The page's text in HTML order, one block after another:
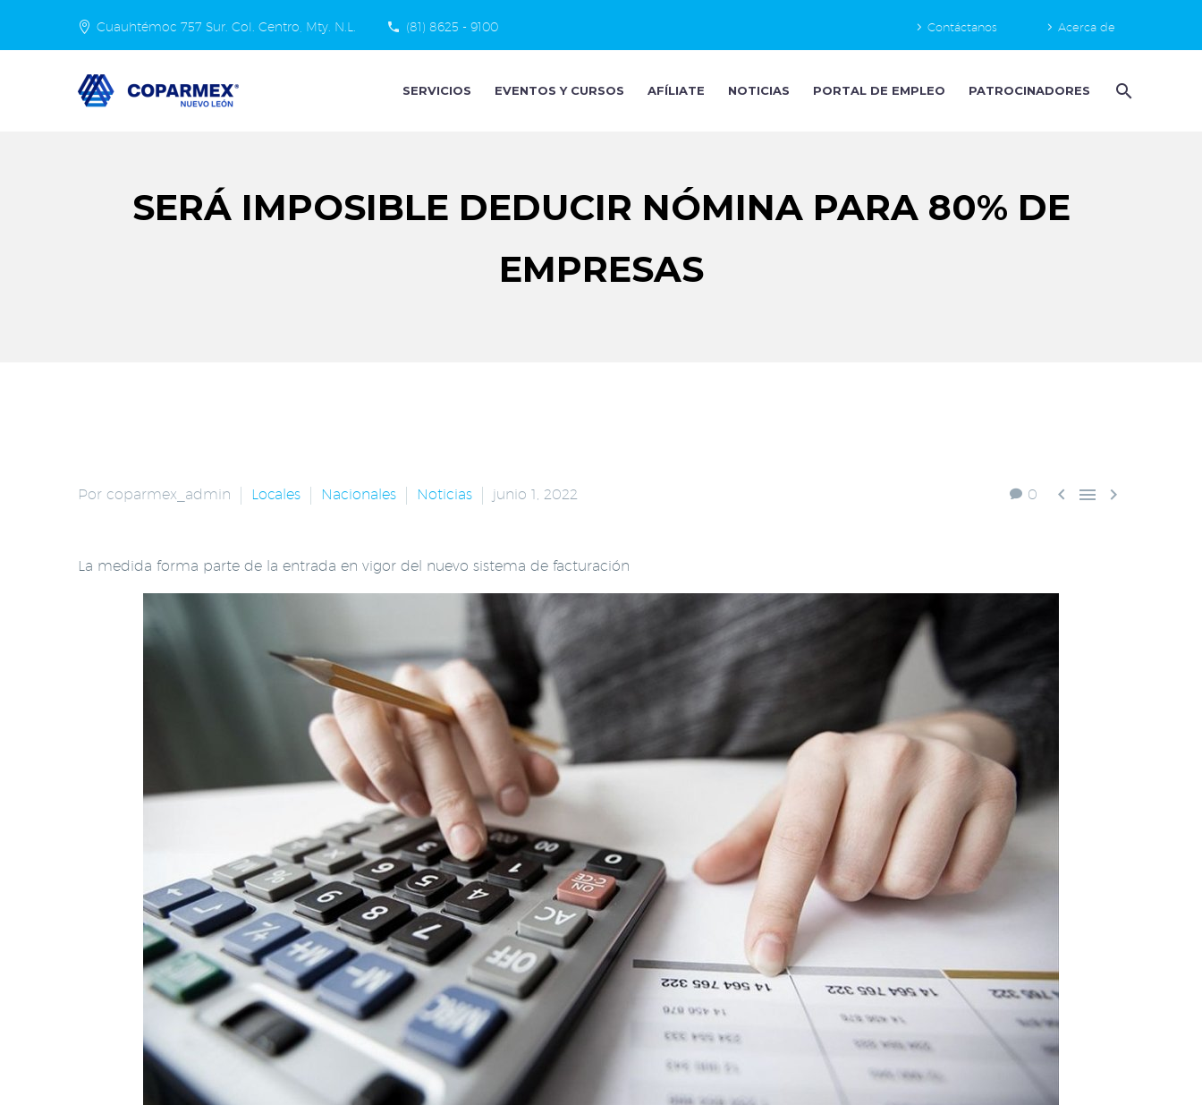
Cuauhtémoc 757 Sur. Col. Centro, Mty. N.L. (81) 8625 - 9100 Contáctanos Acerca de
SERVICIOS EVENTOS Y CURSOS AFÍLIATE NOTICIAS PORTAL DE EMPLEO PATROCINADORES
SERÁ IMPOSIBLE DEDUCIR NÓMINA PARA 80% DE
EMPRESAS
0   
Por coparmex_admin Locales Nacionales Noticias junio 1, 2022
La medida forma parte de la entrada en vigor del nuevo sistema de facturación